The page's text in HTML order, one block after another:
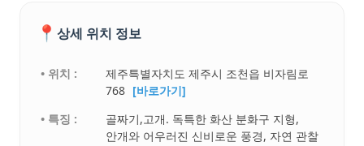
📍 상세 위치 정보
• 위치 :
제주특별자치도 제주시 조천읍 비자림로
768 [바로가기]
• 특징 :
골짜기,고개. 독특한 화산 분화구 지형,
안개와 어우러진 신비로운 풍경, 자연 관찰